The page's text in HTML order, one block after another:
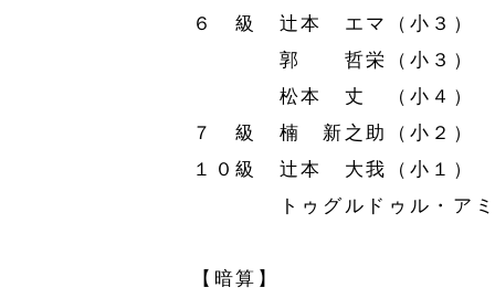
６ 級 辻󠄀本 エマ（小３）
郭 哲栄（小３）
松本 丈 （小４）
７ 級 楠 新之助（小２）
１０級 辻󠄀本 大我（小１）
トゥグルドゥル・アミ
【暗算】